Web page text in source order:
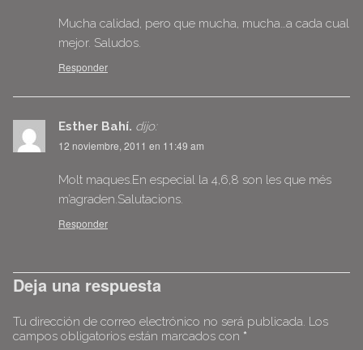
Mucha calidad, pero que mucha, mucha…a cada cual
mejor. Saludos.
Responder
Esther Bahí. dijo:
12 noviembre, 2011 en 11:49 am
Molt maques.En especial la 4,6,8 son les que més
m’agraden.Salutacions.
Responder
Deja una respuesta
Tu dirección de correo electrónico no será publicada. Los
campos obligatorios están marcados con *